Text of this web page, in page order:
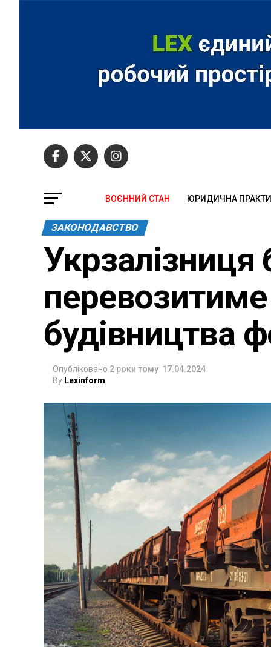
ВОЄННИЙ СТАН ЮРИДИЧНА
ЗАКОНОДАВСТВО
Укрзалізниця
перевозитиме
будівництва
Опубліковано 2 роки тому 17.04.2024
By Lexinform